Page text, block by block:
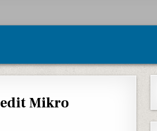
Mikro
KERJA BANK JATENG, ANALIS KREDIT MIKRO